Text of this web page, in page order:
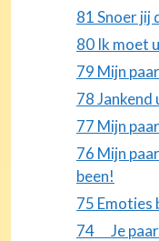
81 Snoer jij
80 Ik moet
79 Mijn
78
77 Mijn
76 Mijn
been!
75 Emoties
74 Je